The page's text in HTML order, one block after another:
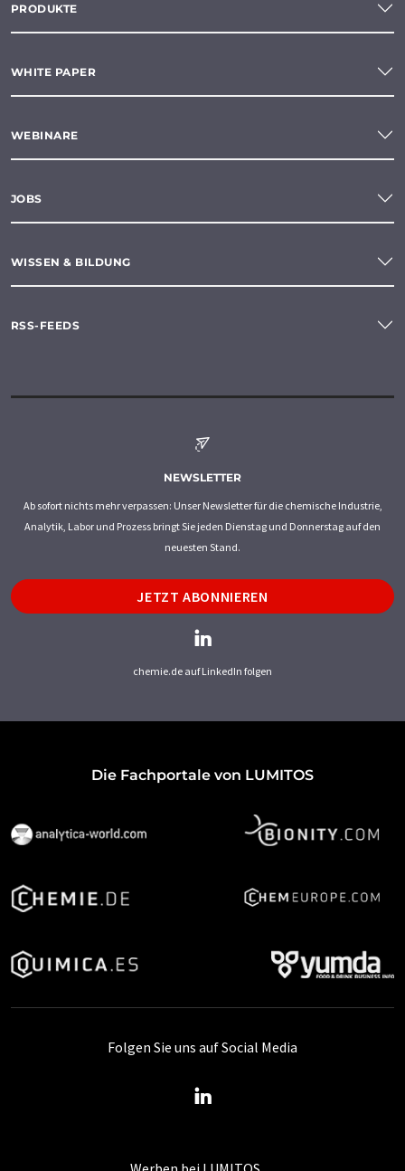
PRODUKTE
WHITE PAPER
WEBINARE
JOBS
WISSEN & BILDUNG
RSS-FEEDS
NEWSLETTER
Ab sofort nichts mehr verpassen: Unser Newsletter für die chemische Industrie,
Analytik, Labor und Prozess bringt Sie jeden Dienstag und Donnerstag auf den
neuesten Stand.
JETZT ABONNIEREN
chemie.de auf LinkedIn folgen
Die Fachportale von LUMITOS
Folgen Sie uns auf Social Media